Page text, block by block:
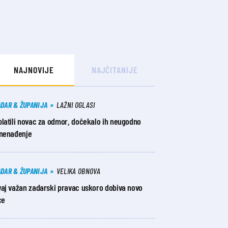
NAJNOVIJE NAJČITANIJE
& ŽUPANIJA LAŽNI OGLASI
novac za odmor, dočekalo ih neugodno
& ŽUPANIJA VELIKA OBNOVA
važan zadarski pravac uskoro dobiva novo